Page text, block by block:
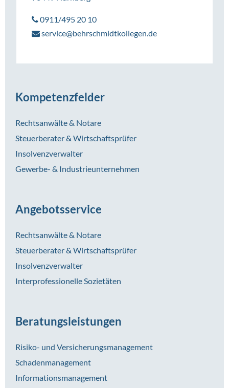
0911/495 20 10
service@behrschmidtkollegen.de
Kompetenzfelder
Rechtsanwälte & Notare
Steuerberater & Wirtschaftsprüfer
Insolvenzverwalter
Gewerbe- & Industrieunternehmen
Angebotsservice
Rechtsanwälte & Notare
Steuerberater & Wirtschaftsprüfer
Insolvenzverwalter
Interprofessionelle Sozietäten
Beratungsleistungen
Risiko- und Versicherungsmanagement
Schadenmanagement
Informationsmanagement